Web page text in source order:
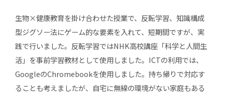
生物×健康教育を掛け合わせた授業で、反転学習、知識構成
型ジグソー法にゲーム的な要素を入れて、短期間ですが、実
践で行いました。反転学習ではNHK高校講座「科学と人間生
活」を事前学習教材として使用しました。ICTの利用では、
GoogleのChromebookを使用しました。持ち帰りで対応す
ることも考えましたが、自宅に無線の環境がない家庭もある